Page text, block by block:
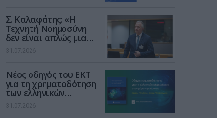
Σ. Καλαφάτης: «Η
Τεχνητή Νοημοσύνη
δεν είναι απλώς μια
νέα τεχνολογία, είναι
μια νέα βιομηχανική
31.07.2026
Νέος οδηγός του ΕΚΤ
για τη χρηματοδότηση
των ελληνικών
επιχειρήσεων στον
χώρο της άμυνας
31.07.2026